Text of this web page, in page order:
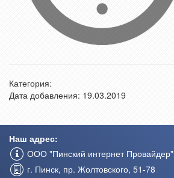
Категория:
Дата добавления: 19.03.2019
Наш адрес:
ООО "Пинский интернет Провайдер"
г. Пинск, пр. Жолтовского, 51-78